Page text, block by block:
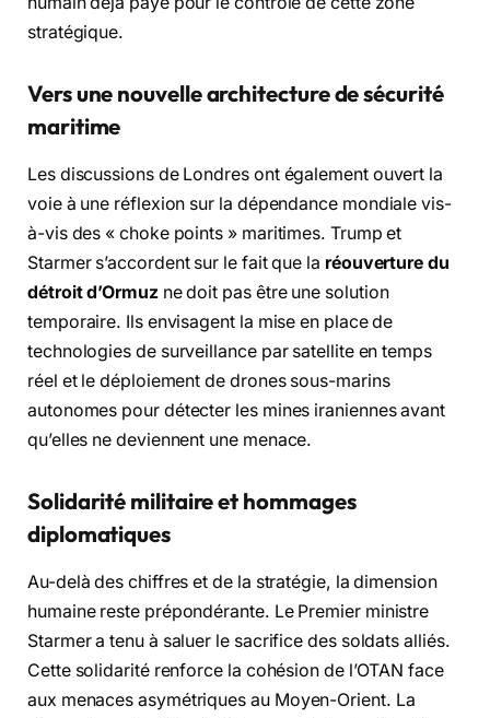
stratégique.
Vers une nouvelle architecture de sécurité
maritime
Les discussions de Londres ont également ouvert la
voie à une réflexion sur la dépendance mondiale vis-
à-vis des « choke points » maritimes. Trump et
Starmer s’accordent sur le fait que la réouverture du
détroit d’Ormuzne doit pas être une solution
temporaire. Ils envisagent la mise en place de
technologies de surveillance par satellite en temps
réel et le déploiement de drones sous-marins
autonomes pour détecter les mines iraniennes avant
qu’elles ne deviennent une menace.
Solidarité militaire et hommages
diplomatiques
Au-delà des chiffres et de la stratégie, la dimension
humaine reste prépondérante. Le Premier ministre
Starmer a tenu à saluer le sacrifice des soldats alliés.
Cette solidarité renforce la cohésion de l’OTAN face
aux menaces asymétriques au Moyen-Orient. La